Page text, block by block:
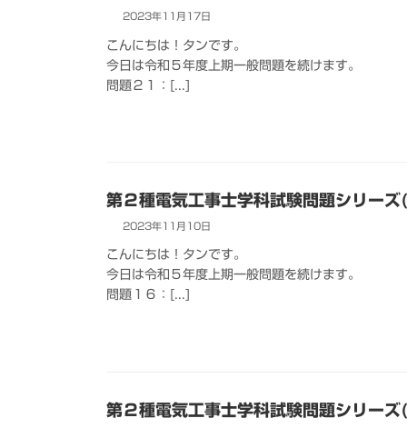
2023年11月17日
こんにちは！タンです。
今日は令和５年度上期一般問題を続けます。
問題２１：[...]
第２種電気工事士学科試験問題シリー
2023年11月10日
こんにちは！タンです。
今日は令和５年度上期一般問題を続けます。
問題１６：[...]
第２種電気工事士学科試験問題シリー